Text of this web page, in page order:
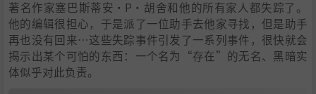
著名作家塞巴斯蒂安·P·胡舍和他的所有家人都失踪了。
他的编辑很担心，于是派了一位助手去他家寻找，但是助手
再也没有回来…这些失踪事件引发了一系列事件，很快就会
揭示出某个可怕的东西：一个名为“存在”的无名、黑暗实
体似乎对此负责。